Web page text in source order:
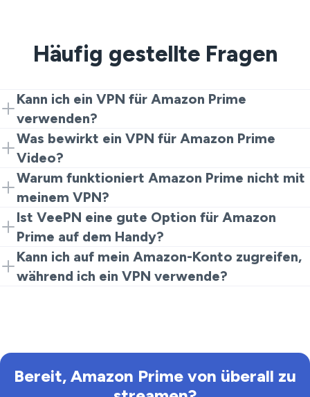
Häufig gestellte Fragen
Kann ich ein VPN für Amazon Prime
verwenden?
Absolut. Nutzen Sie VeePN, um sich mit einem
unterstützten Server zu verbinden und Amazon Prime
zu nutzen, als wären Sie zu Hause.
Was bewirkt ein VPN für Amazon Prime
Video?
Es verschlüsselt Ihre Daten und maskiert Ihren
Standort, hilft Ihnen, Inhaltsbeschränkungen zu
umgehen und Ihre Informationen privat zu halten.
Warum funktioniert Amazon Prime nicht mit
meinem VPN?
Bei Problemen versuchen Sie, zu einem anderen
Server in derselben Region zu wechseln und Ihre VPN-
Einstellungen zu überprüfen.
Ist VeePN eine gute Option für Amazon
Prime auf dem Handy?
Ja! VeePN funktioniert nahtlos auf iOS- und Android-
Geräten für ein reibungsloses Seherlebnis.
Kann ich auf mein Amazon-Konto zugreifen,
während ich ein VPN verwende?
Bereit, Amazon Prime von überall zu